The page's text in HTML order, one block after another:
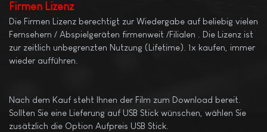
Firmen Lizenz
Die Firmen Lizenz berechtigt zur Wiedergabe auf beliebig vielen
Fernsehern / Abspielgeräten firmenweit /Filialen . Die Lizenz ist
zur zeitlich unbegrenzten Nutzung (Lifetime). 1x kaufen, immer
wieder aufführen.
Nach dem Kauf steht Ihnen der Film zum Download bereit.
Sollten Sie eine Lieferung auf USB Stick wünschen, wählen Sie
zusätzlich die Option Aufpreis USB Stick.